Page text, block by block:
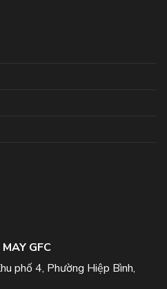
GFC
phố 4, Phường Hiệp Bình,